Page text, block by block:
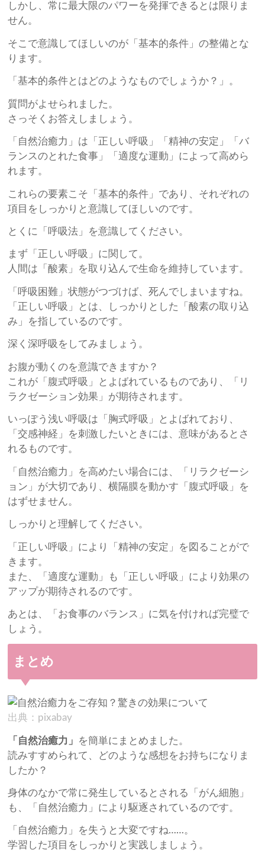
しかし、常に最大限のパワーを発揮できるとは限りま
せん。
そこで意識してほしいのが「基本的条件」の整備とな
ります。
「基本的条件とはどのようなものでしょうか？」。
質問がよせられました。
さっそくお答えしましょう。
「自然治癒力」は「正しい呼吸」「精神の安定」「バ
ランスのとれた食事」「適度な運動」によって高めら
れます。
これらの要素こそ「基本的条件」であり、それぞれの
項目をしっかりと意識してほしいのです。
とくに「呼吸法」を意識してください。
まず「正しい呼吸」に関して。
人間は「酸素」を取り込んで生命を維持しています。
「呼吸困難」状態がつづけば、死んでしまいますね。
「正しい呼吸」とは、しっかりとした「酸素の取り込
み」を指しているのです。
深く深呼吸をしてみましょう。
お腹が動くのを意識できますか？
これが「腹式呼吸」とよばれているものであり、「リ
ラクゼーション効果」が期待されます。
いっぽう浅い呼吸は「胸式呼吸」とよばれており、
「交感神経」を刺激したいときには、意味があるとさ
れるものです。
「自然治癒力」を高めたい場合には、「リラクゼーシ
ョン」が大切であり、横隔膜を動かす「腹式呼吸」を
はずせません。
しっかりと理解してください。
「正しい呼吸」により「精神の安定」を図ることがで
きます。
また、「適度な運動」も「正しい呼吸」により効果の
アップが期待されるのです。
あとは、「お食事のバランス」に気を付ければ完璧で
しょう。
まとめ
出典：pixabay
「自然治癒力」 を簡単にまとめました。
読みすすめられて、どのような感想をお持ちになりま
したか？
身体のなかで常に発生しているとされる「がん細胞」
も、「自然治癒力」により駆逐されているのです。
「自然治癒力」を失うと大変ですね……。
学習した項目をしっかりと実践しましょう。